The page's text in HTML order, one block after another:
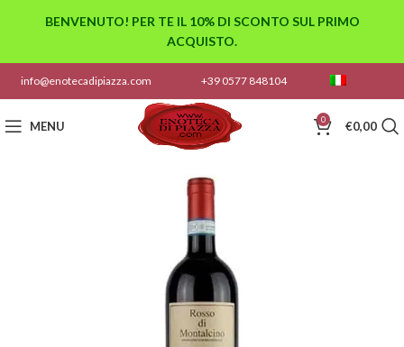
info@enotecadipiazza.com +39 0577 848104
MENU 0 €0,00
BENVENUTO! PER TE IL 10% DI SCONTO SUL PRIMO
ACQUISTO.